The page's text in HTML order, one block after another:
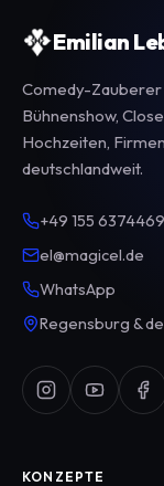
Emilian
Comedy-Zauberer
Bühnenshow,
Hochzeiten,
deutschlandweit.
+49 155
el@magicel.de
WhatsApp
Regensburg &
KONZEPTE